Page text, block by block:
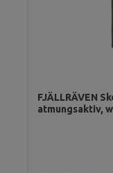
FJÄLLRÄVEN
atmungsaktiv,